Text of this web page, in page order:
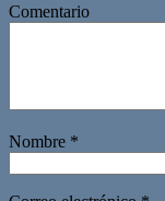
Comentario
Nombre *